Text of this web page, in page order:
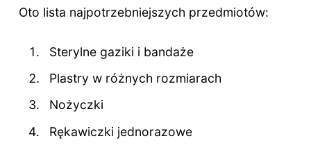
Oto lista najpotrzebniejszych przedmiotów:
Sterylne gaziki i bandaże
Plastry w różnych rozmiarach
Nożyczki
Rękawiczki jednorazowe